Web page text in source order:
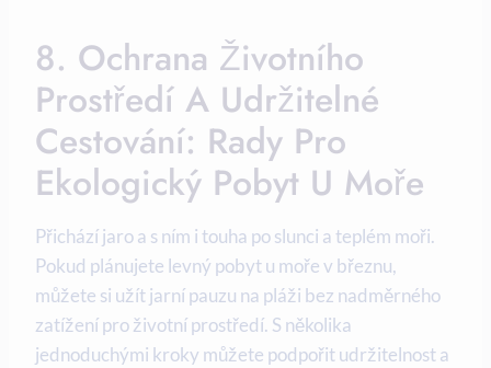
8. Ochrana Životního‍
Prostředí A Udržitelné
Cestování: Rady Pro
Ekologický Pobyt ‌u Moře
Přichází jaro ⁢a⁢ s​ ním‌ i ⁣touha ⁢po slunci ⁢a teplém moři.
Pokud⁢ plánujete levný pobyt u ⁤moře v ⁢březnu,
můžete⁣ si užít jarní‍ pauzu ​na pláži bez⁣ nadměrného
zatížení pro životní ⁣prostředí. ⁣S několika
jednoduchými kroky můžete podpořit udržitelnost ​a‌